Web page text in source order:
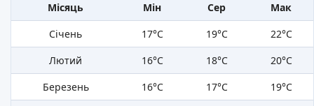
Місяць Мін Сер
Мак
Січень
17°C 19°C
22°C
Лютий
16°C 18°C
20°C
Березень
16°C 17°C
19°C